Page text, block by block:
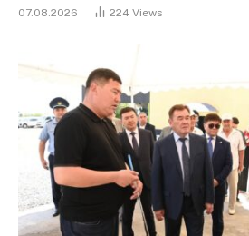
07.08.2026 224 Views